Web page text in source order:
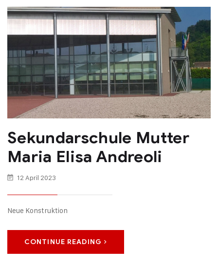
Sekundarschule Mutter
Maria Elisa Andreoli
12 April 2023
Neue Konstruktion
CONTINUE READING